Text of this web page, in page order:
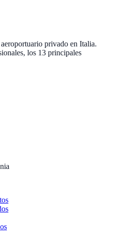
privado en Italia.
los 13 principales